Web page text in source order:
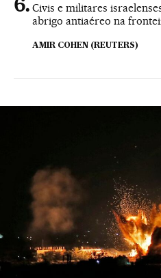
Civis e militares
abrigo antiaéreo na
AMIR COHEN (REUTERS)